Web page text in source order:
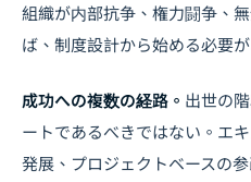
組織が内部抗争、権力闘争、
ば、制度設計から始める必要が
成功への複数の経路。 出世の
ートであるべきではない。エ
発展、プロジェクトベースの